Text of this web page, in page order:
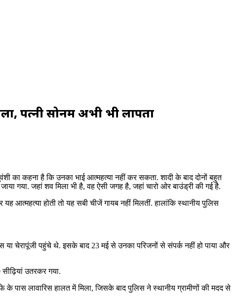
पत्नी सोनम अभी भी लापता
का कहना है कि उनका भाई आत्महत्या नहीं कर सकता. शादी के बाद दोनों बहुत
गया. जहां शव मिला भी है, वह ऐसी जगह है, जहां चारो ओर बाउंड्री की गई है.
होती तो यह सबी चीजें गायब नहीं मिलतीं. हालांकि स्थानीय पुलिस
या चेरापूंजी पहुंचे थे. इसके बाद 23 मई से उनका परिजनों से संपर्क नहीं हो पाया और
उतरकर गया.
पास लावारिस हालत में मिला, जिसके बाद पुलिस ने स्थानीय ग्रामीणों की मदद से